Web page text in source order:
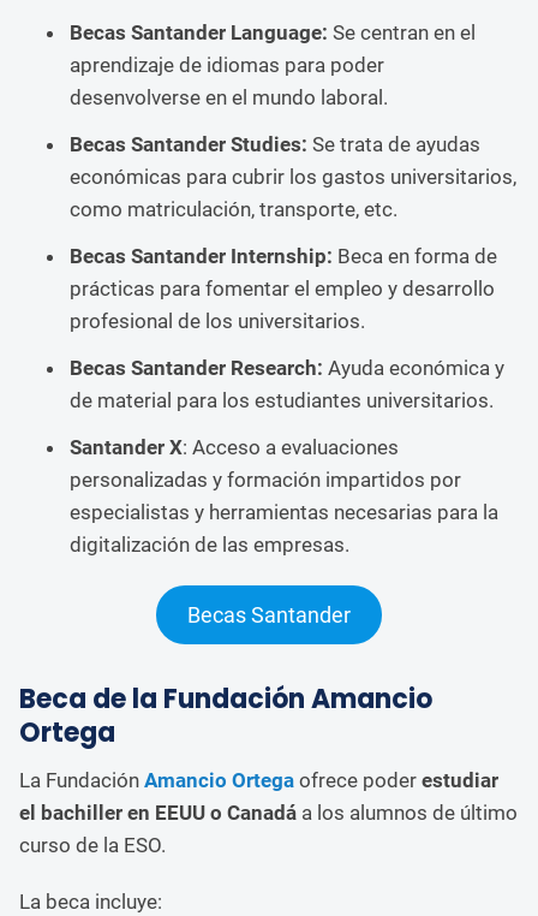
Becas Santander Language: Se centran en el
aprendizaje de idiomas para poder
desenvolverse en el mundo laboral.
Becas Santander Studies: Se trata de ayudas
económicas para cubrir los gastos universitarios,
como matriculación, transporte, etc.
Becas Santander Internship: Beca en forma de
prácticas para fomentar el empleo y desarrollo
profesional de los universitarios.
Becas Santander Research: Ayuda económica y
de material para los estudiantes universitarios.
Santander X: Acceso a evaluaciones
personalizadas y formación impartidos por
especialistas y herramientas necesarias para la
digitalización de las empresas.
Becas Santander
Beca de la Fundación Amancio
Ortega
La Fundación Amancio Ortega ofrece poder estudiar
el bachiller en EEUU o Canadá a los alumnos de último
curso de la ESO.
La beca incluye: